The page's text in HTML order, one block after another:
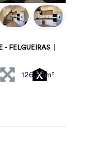
- FELGUEIRAS
126.20m²